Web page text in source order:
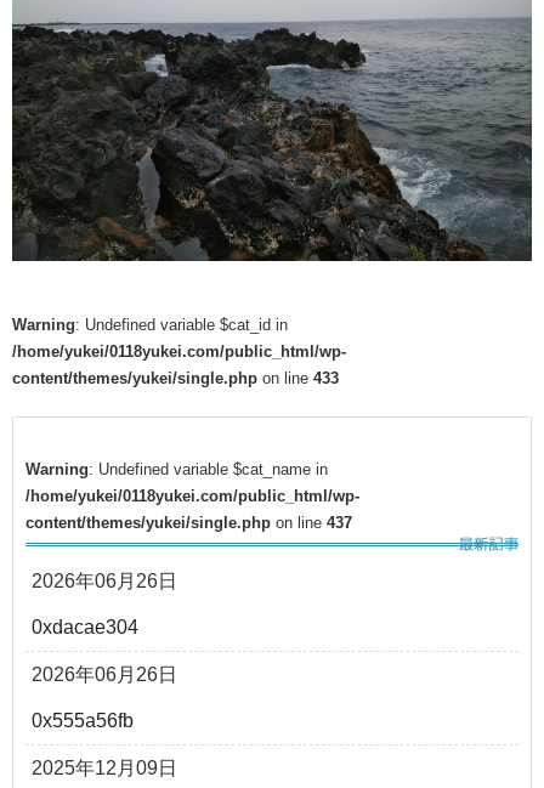
Warning: Undefined variable $cat_id in
/home/yukei/0118yukei.com/public_html/wp-
content/themes/yukei/single.php on line 433
Warning: Undefined variable $cat_name in
/home/yukei/0118yukei.com/public_html/wp-
content/themes/yukei/single.php on line 437
2026年06月26日
0xdacae304
2026年06月26日
0x555a56fb
2025年12月09日